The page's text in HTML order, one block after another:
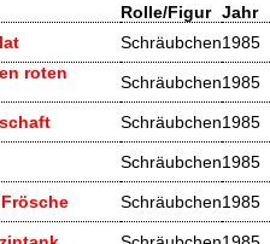
Rolle/Figur Jahr
Schräubchen1985
roten
Schräubchen1985
Schräubchen1985
Schräubchen1985
Schräubchen1985